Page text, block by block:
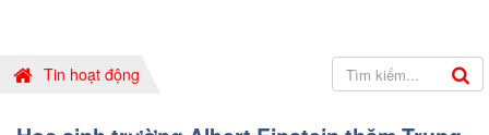
Tin hoạt động